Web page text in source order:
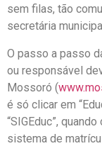
sem filas, tão
secretária
O passo a passo
ou responsável
Mossoró (
é só clicar em
“SIGEduc”,
sistema de